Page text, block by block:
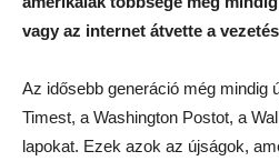
vagy az internet átvette a
Az idősebb generáció még mindig
Timest, a Washington Postot, a
lapokat. Ezek azok az újságok,